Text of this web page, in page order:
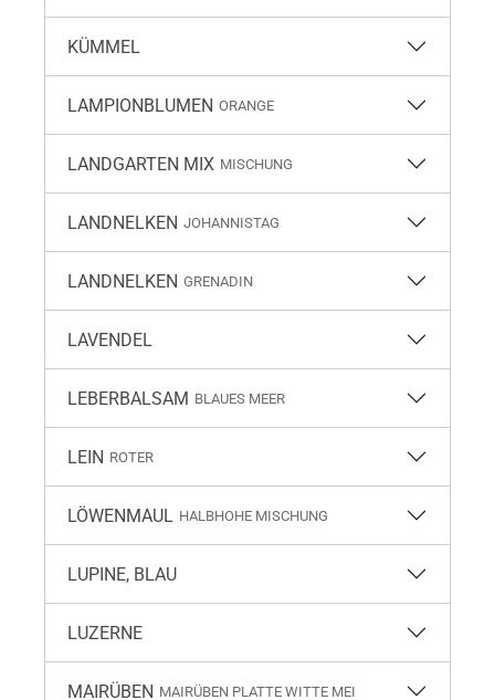
KÜMMEL
LAMPIONBLUMEN ORANGE
LANDGARTEN MIX MISCHUNG
LANDNELKEN JOHANNISTAG
LANDNELKEN GRENADIN
LAVENDEL
LEBERBALSAM BLAUES MEER
LEIN ROTER
LÖWENMAUL HALBHOHE MISCHUNG
LUPINE, BLAU
LUZERNE
MAIRÜBEN MAIRÜBEN PLATTE WITTE MEI